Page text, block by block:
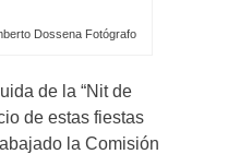
Dossena Fotógrafo
de la “Nit de
de estas fiestas
la Comisión